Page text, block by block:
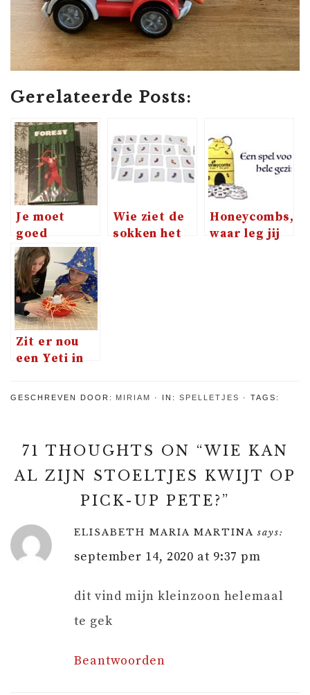
Gerelateerde Posts:
Je moet
goed
opletten als
je Forest
speelt
Wie ziet de
sokken het
Honeycombs,
waar leg jij
Zit er nou
een Yeti in
Spaghetti?
GESCHREVEN DOOR: MIRIAM IN: SPELLETJES TAGS:
71 THOUGHTS ON “WIE KAN
AL ZIJN STOELTJES KWIJT OP
PICK-UP PETE? ”
ELISABETH MARIA MARTINA says:
september 14, 2020 at 9:37 pm
dit vind mijn kleinzoon helemaal
te gek
Beantwoorden